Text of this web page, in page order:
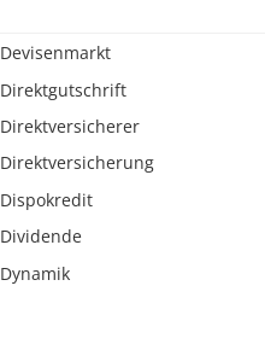
Devisenmarkt
Direktgutschrift
Direktversicherer
Direktversicherung
Dispokredit
Dividende
Dynamik